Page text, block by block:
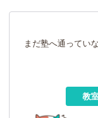
まだ塾へ通ってい
教